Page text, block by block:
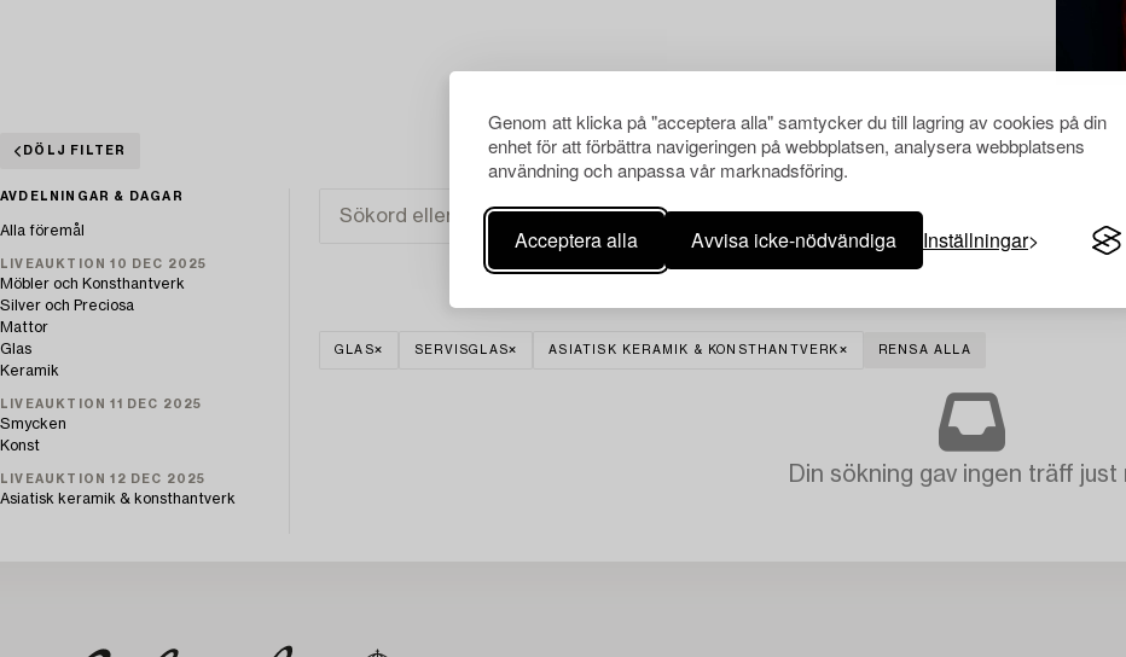
Genom att klicka på "acceptera alla" samtycker du till lagring av cookies på din
enhet för att förbättra navigeringen på webbplatsen, analysera webbplatsens
användning och anpassa vår marknadsföring.
Acceptera alla Avvisa icke-nödvändiga Inställningar
DÖLJ FILTER
AVDELNINGAR & DAGAR
Alla föremål
LIVEAUKTION 10 DEC 2025
Möbler och Konsthantverk
Silver och Preciosa
Mattor
Glas
Keramik
LIVEAUKTION 11 DEC 2025
Smycken
Konst
LIVEAUKTION 12 DEC 2025
Asiatisk keramik & konsthantverk
GLAS SERVISGLAS ASIATISK KERAMIK & KONSTHANTVERK RENSA ALLA
Din sökning gav ingen träff just